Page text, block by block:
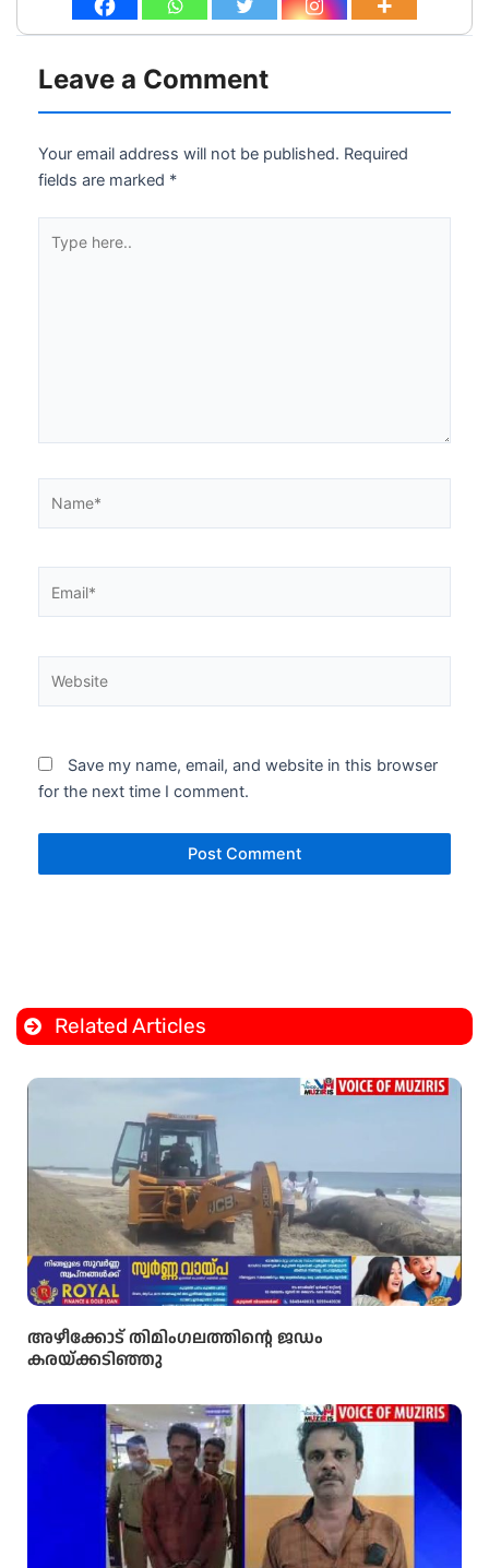
Leave a Comment
Your email address will not be published. Required
fields are marked *
here..
Save my name, email, and website in this browser
for the next time I comment.
Related Articles
അഴീക്കോട് തിമിംഗലത്തിന്റെ ജഡം
കരയ്ക്കടിഞ്ഞു